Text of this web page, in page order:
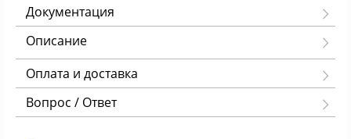
Документация
Описание
Оплата и доставка
Вопрос / Ответ